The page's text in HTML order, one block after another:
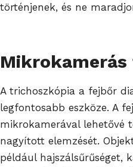
történjenek, és ne
A trichoszkópia a fejbőr
legfontosabb eszköze. A
mikrokamerával lehetővé
nagyított elemzését.
például hajszálsűrűséget,